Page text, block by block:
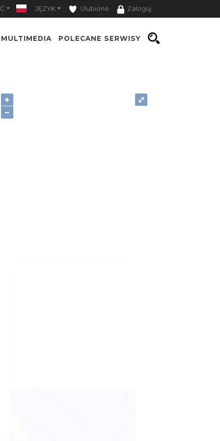
JĘZYK Ulubione Zaloguj
MULTIMEDIA POLECANE SERWISY
+
−
⤢